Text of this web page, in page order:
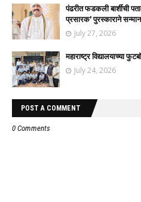
पंढरीत फडकली बार्शीची
प्रसारक' पुरस्काराने सन्मान
July 27, 2026
महाराष्ट्र विद्यालयाच्या
July 24, 2026
POST A COMMENT
0 Comments